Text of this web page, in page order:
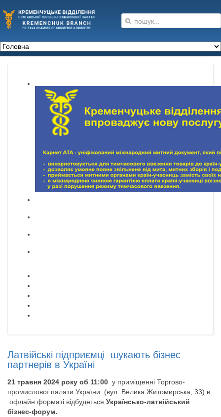
Латвійські підприємці шукають бізнес
партнерів в Україні
21 травня 2024 року об 11:00 у приміщенні Торгово-
промислової палати України (вул. Велика Житомирська, 33) в
офлайн форматі відбудеться Українсько-латвійський
бізнес-форум.